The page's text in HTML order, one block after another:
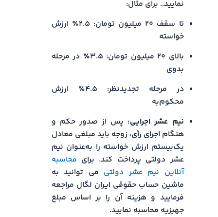
نمایید.. برای مثال:
تا سقف ۲۰ میلیون تومان: ۲.۵٪ ارزش
خواسته
بالای ۲۰ میلیون تومان: ۳.۵٪ در مرحله
بدوی
در مرحله تجدیدنظر: ۴.۵٪ ارزش
محکوم‌به
نیم عشر اجرایی: پس از صدور حکم و
هنگام اجرای رأی، زوجه باید مبلغی معادل
یک‌بیستم ارزش خواسته را به‌عنوان نیم
عشر دولتی پرداخت کند. برای محاسبه
آنلاین نیم عشر دولتی می توانید به
ماشین حساب حقوقی ایران لگال مراجعه
فرمایید و هزینه آن را بر اساس مبلغ
جهیزیه محاسبه نمایید.